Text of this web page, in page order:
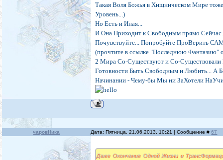
Такая Воля Божья в Хищническом Мире
Уровень...)
Но Есть и Иная...
И Она Приходит к Свободным прямо
Почувствуйте... Попробуйте ПроВерить
(прочтите в ссылке "Последнюю Фантазию"
2 Мира Со-Существуют и Со-Существовали
Готовности Быть Свободным и Любить...
Начинании - Чему-бы Мы ни ЗаХотели
чаровНика Дата: Пятница, 21.06.2013, 10:21 | Сообщение #67
Даже Окончание Одной Жизни и